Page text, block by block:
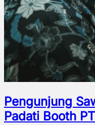
Pengunjung
Padati Booth